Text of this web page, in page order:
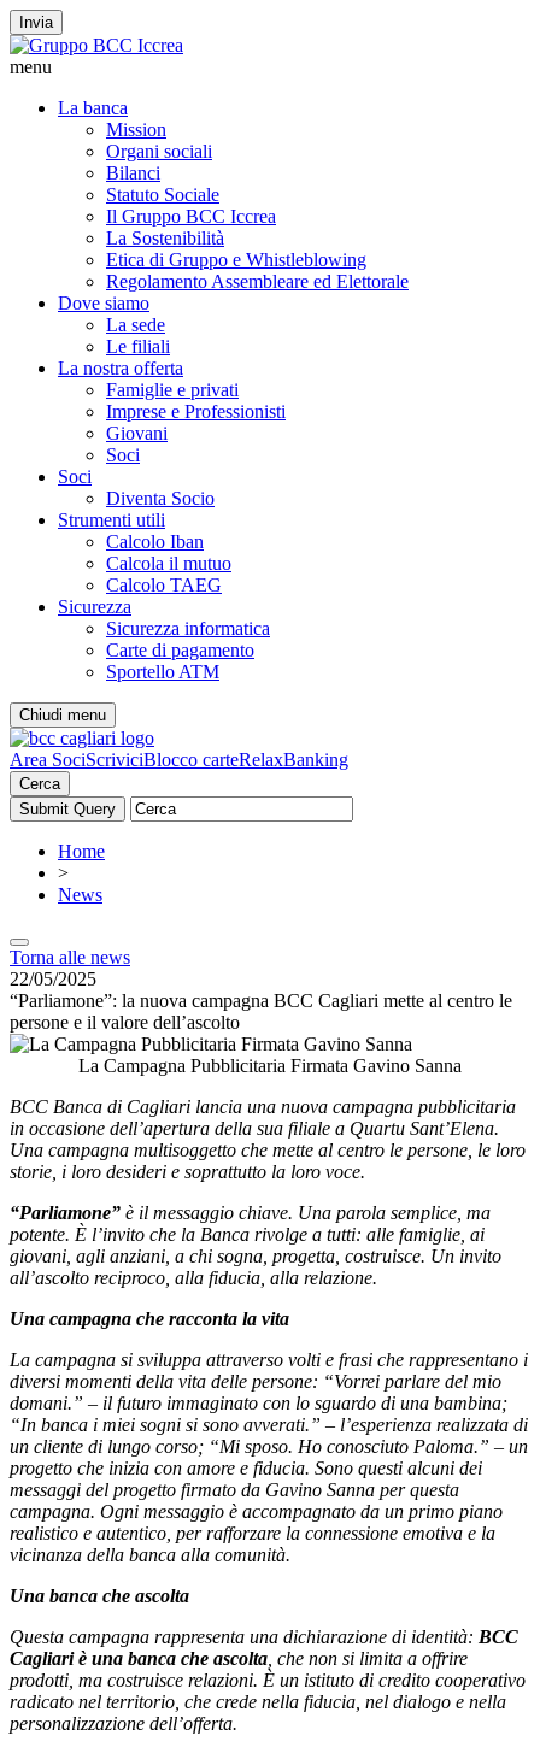
Invia
menu
La banca
Mission
Organi sociali
Bilanci
Statuto Sociale
Il Gruppo BCC Iccrea
La Sostenibilità
Etica di Gruppo e Whistleblowing
Regolamento Assembleare ed Elettorale
Dove siamo
La sede
Le filiali
La nostra offerta
Famiglie e privati
Imprese e Professionisti
Giovani
Soci
Soci
Diventa Socio
Strumenti utili
Calcolo Iban
Calcola il mutuo
Calcolo TAEG
Sicurezza
Sicurezza informatica
Carte di pagamento
Sportello ATM
Chiudi menu
Area SociScriviciBlocco carteRelaxBanking
Cerca
Home
>
News
Torna alle news
22/05/2025
“Parliamone”: la nuova campagna BCC Cagliari mette al centro le
persone e il valore dell’ascolto
La Campagna Pubblicitaria Firmata Gavino Sanna
BCC Banca di Cagliari lancia una nuova campagna pubblicitaria
in occasione dell’apertura della sua filiale a Quartu Sant’Elena.
Una campagna multisoggetto che mette al centro le persone, le loro
storie, i loro desideri e soprattutto la loro voce.
“Parliamone” è il messaggio chiave. Una parola semplice, ma
potente. È l’invito che la Banca rivolge a tutti: alle famiglie, ai
giovani, agli anziani, a chi sogna, progetta, costruisce. Un invito
all’ascolto reciproco, alla fiducia, alla relazione.
Una campagna che racconta la vita
La campagna si sviluppa attraverso volti e frasi che rappresentano i
diversi momenti della vita delle persone: “Vorrei parlare del mio
domani.” – il futuro immaginato con lo sguardo di una bambina;
“In banca i miei sogni si sono avverati.” – l’esperienza realizzata di
un cliente di lungo corso; “Mi sposo. Ho conosciuto Paloma.” – un
progetto che inizia con amore e fiducia. Sono questi alcuni dei
messaggi del progetto firmato da Gavino Sanna per questa
campagna. Ogni messaggio è accompagnato da un primo piano
realistico e autentico, per rafforzare la connessione emotiva e la
vicinanza della banca alla comunità.
Una banca che ascolta
Questa campagna rappresenta una dichiarazione di identità: BCC
Cagliari è una banca che ascolta , che non si limita a offrire
prodotti, ma costruisce relazioni. È un istituto di credito cooperativo
radicato nel territorio, che crede nella fiducia, nel dialogo e nella
personalizzazione dell’offerta.